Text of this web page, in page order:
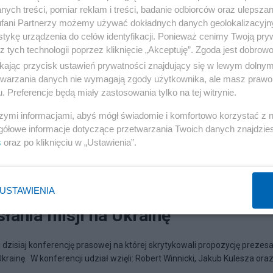
krytykuje pomysł
misji na Ukrainę
konferencję prasowej na której skrytykowali propozycję
W konferencji udział wzięli: Robert Winnicki, Jakub Kulesza
treści, pomiar reklam i treści, badanie odbiorców oraz
Partnerzy możemy używać dokładnych danych
urządzenia do celów identyfikacji. Ponieważ cenimy Twoją
tych technologii poprzez kliknięcie „Akceptuję”. Zgoda jest
przycisk ustawień prywatności znajdujący się w lewym
danych nie wymagają zgody użytkownika, ale masz
Preferencje będą miały zastosowania tylko na tej witrynie.
informacjami, abyś mógł świadomie i komfortowo korzystać z
informacje dotyczące przetwarzania Twoich danych
oraz po kliknięciu w „Ustawienia”.
USTAWIENIA